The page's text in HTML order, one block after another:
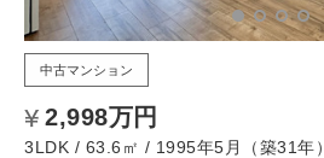
中古マンション
2,998万円
3LDK / 63.6㎡ / 1995年5月（築31年）